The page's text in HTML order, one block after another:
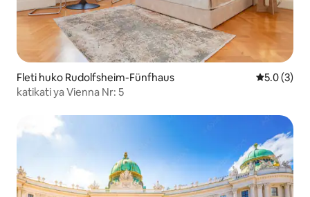
Fleti huko Rudolfsheim-Fünfhaus Ukadiriaji
5.0 (3)
katikati ya Vienna Nr: 5